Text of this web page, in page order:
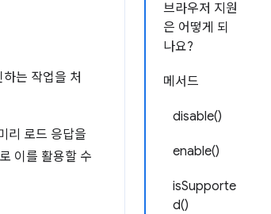
브라우저 지원
은 어떻게 되
나요?
메서드
disable()
enable()
isSupporte
d()
는 작업을 처
리 로드 응답을
이를 활용할 수